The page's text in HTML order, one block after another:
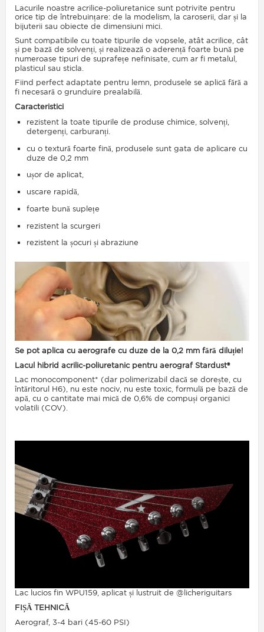
Lacurile noastre acrilice-poliuretanice sunt potrivite pentru
orice tip de întrebuințare: de la modelism, la caroserii, dar și la
bijuterii sau obiecte de dimensiuni mici.
Sunt compatibile cu toate tipurile de vopsele, atât acrilice, cât
și pe bază de solvenți, și realizează o aderență foarte bună pe
numeroase tipuri de suprafețe nefinisate, cum ar fi metalul,
plasticul sau sticla.
Fiind perfect adaptate pentru lemn, produsele se aplică fără a
fi necesară o grunduire prealabilă.
Caracteristici
rezistent la toate tipurile de produse chimice, solvenți,
detergenți, carburanți.
cu o textură foarte fină, produsele sunt gata de aplicare cu
duze de 0,2 mm
ușor de aplicat,
uscare rapidă,
foarte bună suplețe
rezistent la scurgeri
rezistent la șocuri și abraziune
Se pot aplica cu aerografe cu duze de la 0,2 mm fără diluție!
Lacul hibrid acrilic-poliuretanic pentru aerograf Stardust®
Lac monocomponent* (dar polimerizabil dacă se dorește, cu
întăritorul H6), nu este nociv, nu este toxic, formulă pe bază de
apă, cu o cantitate mai mică de 0,6% de compuși organici
volatili (COV).
Lac lucios fin WPU159, aplicat și lustruit de @‌licheriguitars
FIȘĂ TEHNICĂ
Aerograf, 3-4 bari (45-60 PSI)